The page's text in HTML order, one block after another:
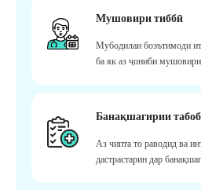
Мушовири тиббӣ
Мубодилаи боэътимоди
ба як аз ҷониби
Банақшагирии
Аз чипта то раводид ва
дастрастарин дар